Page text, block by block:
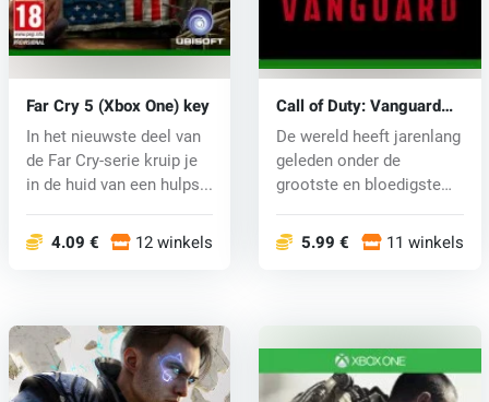
Far Cry 5 (Xbox One) key
In het nieuwste deel van
de Far Cry-serie kruip je
in de huid van een hulps...
4.09 € 12 winkels
Call of Duty: Vanguard
(Xbox One) key
De wereld heeft jarenlang
geleden onder de
grootste en bloedigste
5.99 € 11 winkels